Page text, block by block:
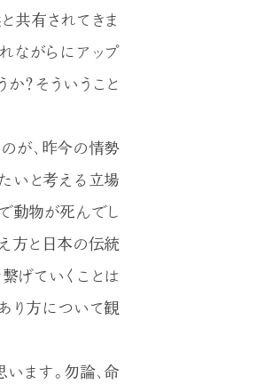
共有されてきま
ながらにアップ
？そういうこと
が、昨今の情勢
いと考える立場
動物が死んでし
方と日本の伝統
げていくことは
り方について観
ます。勿論、命